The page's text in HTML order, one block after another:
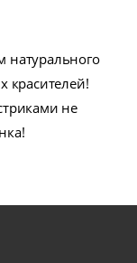
натурального
красителей!
не